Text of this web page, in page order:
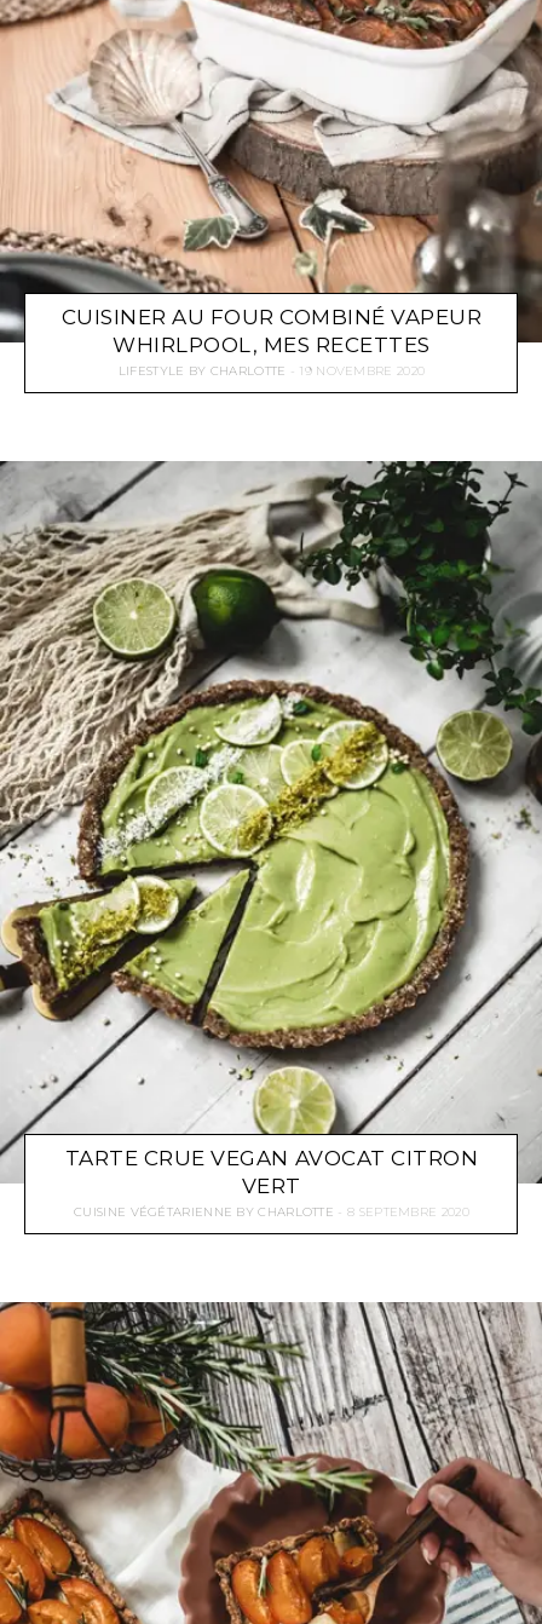
CUISINER AU FOUR COMBINÉ VAPEUR
WHIRLPOOL, MES RECETTES
LIFESTYLE BY CHARLOTTE 19 NOVEMBRE 2020
TARTE CRUE VEGAN AVOCAT CITRON
VERT
CUISINE VÉGÉTARIENNE BYCHARLOTTE 8 SEPTEMBRE 2020